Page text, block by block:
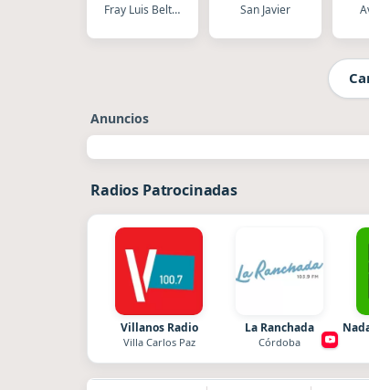
Fray Luis Beltran San Javier
Anuncios
Radios Patrocinadas
Villanos Radio
Villa Carlos Paz
La Ranchada
Córdoba